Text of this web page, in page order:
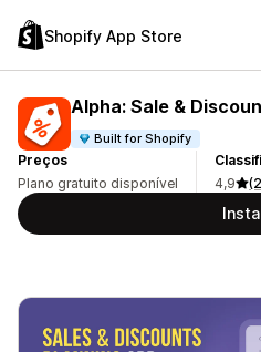
Shopify App Store
Alpha: Sale &
Built for Shopify
Preços
Plano gratuito disponível
4,9